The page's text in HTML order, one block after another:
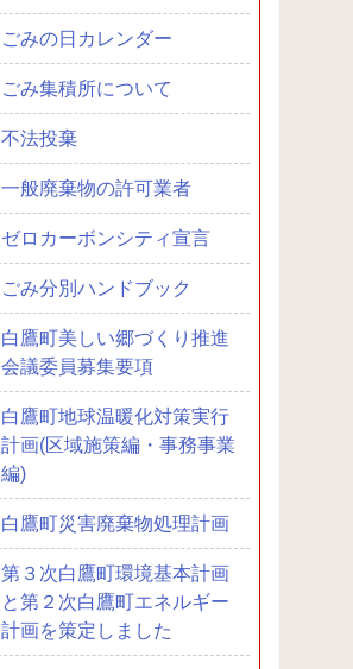
ごみの日カレンダー
ごみ集積所について
不法投棄
一般廃棄物の許可業者
ゼロカーボンシティ宣言
ごみ分別ハンドブック
白鷹町美しい郷づくり推進
会議委員募集要項
白鷹町地球温暖化対策実行
計画(区域施策編・事務事業
編)
白鷹町災害廃棄物処理計画
第３次白鷹町環境基本計画
と第２次白鷹町エネルギー
計画を策定しました